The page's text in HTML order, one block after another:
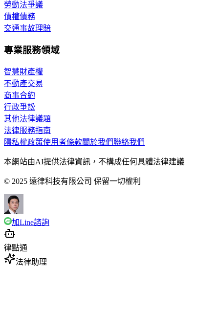
勞動法爭議
債權債務
交通事故理賠
專業服務領域
智慧財產權
不動產交易
商事合約
行政爭訟
其他法律議題
法律服務指南
隱私權政策使用者條款關於我們聯絡我們
本網站由AI提供法律資訊，不構成任何具體法律建議
© 2025 遠律科技有限公司 保留一切權利
加Line諮詢
律點通
法律助理